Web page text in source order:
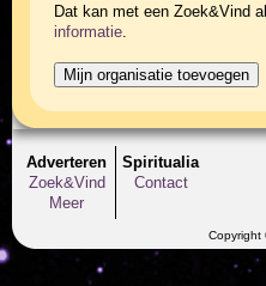
Dat kan met een Zoek&Vind
informatie
Adverteren
Zoek&Vind
Meer
Spiritualia
Contact
Copyright